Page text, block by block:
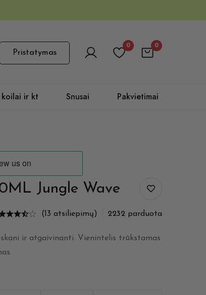
Pristatymas
0 0
ir kt Snusai Pakvietimai
Jungle Wave
(13 atsiliepimų) 2232 parduota
ir atgaivinanti. Vienintelis trūkstamas